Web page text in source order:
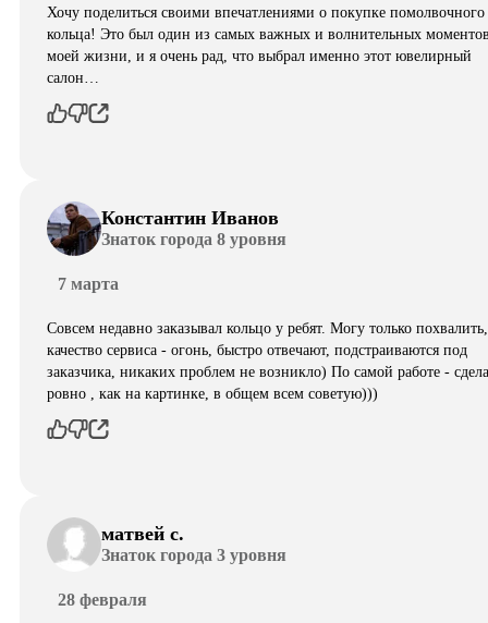
Хочу поделиться своими впечатлениями о покупке помолвочного
кольца! Это был один из самых важных и волнительных
моей жизни, и я очень рад, что выбрал именно этот ювелирный
салон…
Константин Иванов
Знаток города 8 уровня
7 марта
Совсем недавно заказывал кольцо у ребят. Могу только похвалить,
качество сервиса - огонь, быстро отвечают, подстраиваются под
заказчика, никаких проблем не возникло) По самой работе -
ровно , как на картинке, в общем всем советую)))
матвей с.
Знаток города 3 уровня
28 февраля